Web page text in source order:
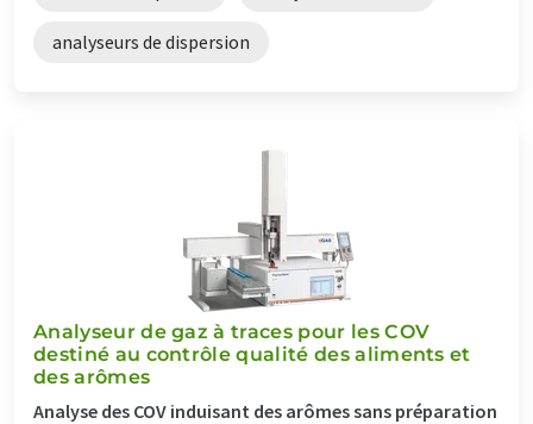
analyseurs de dispersion
Analyseur de gaz à traces pour les COV
destiné au contrôle qualité des aliments et
des arômes
Analyse des COV induisant des arômes sans préparation